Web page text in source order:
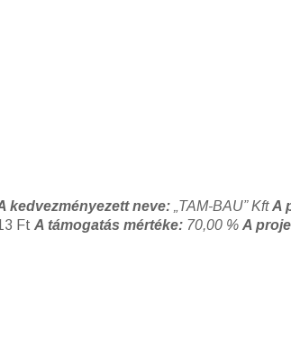
kedvezményezett neve: „TAM-BAU” Kft A
FtA támogatás mértéke: 70,00 % A